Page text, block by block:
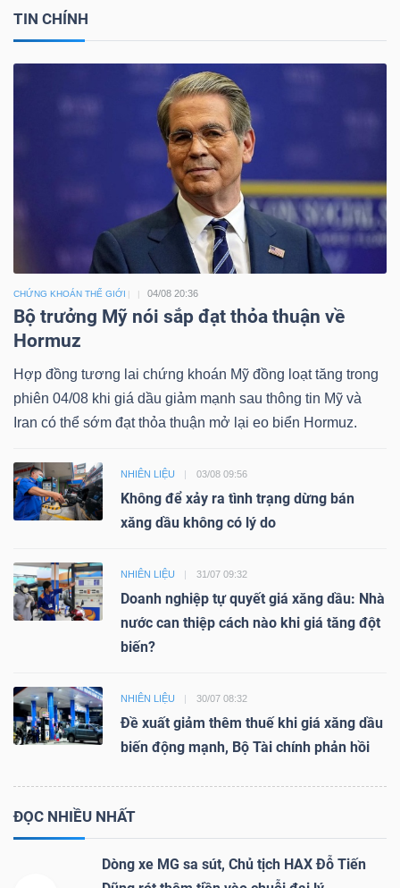
TIN CHÍNH
CHỨNG KHOÁN THẾ GIỚI 04/08 20:36
Bộ trưởng Mỹ nói sắp đạt thỏa thuận về
Hormuz
Hợp đồng tương lai chứng khoán Mỹ đồng loạt tăng trong
phiên 04/08 khi giá dầu giảm mạnh sau thông tin Mỹ và
Iran có thể sớm đạt thỏa thuận mở lại eo biển Hormuz.
NHIÊN LIỆU 03/08 09:56
Không để xảy ra tình trạng dừng bán
xăng dầu không có lý do
NHIÊN LIỆU 31/07 09:32
Doanh nghiệp tự quyết giá xăng dầu: Nhà
nước can thiệp cách nào khi giá tăng đột
biến?
NHIÊN LIỆU 30/07 08:32
Đề xuất giảm thêm thuế khi giá xăng dầu
biến động mạnh, Bộ Tài chính phản hồi
ĐỌC NHIỀU NHẤT
Dòng xe MG sa sút, Chủ tịch HAX Đỗ Tiến